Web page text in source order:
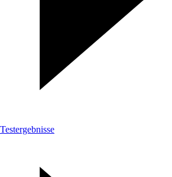
Testergebnisse